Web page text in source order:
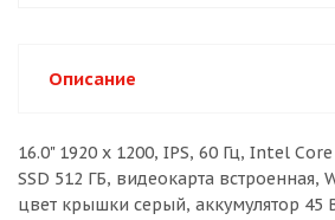
Описание
16.0" 1920 x 1200, IPS, 60 Гц, Intel
SSD 512 ГБ, видеокарта встроенная,
цвет крышки серый, аккумулятор 45